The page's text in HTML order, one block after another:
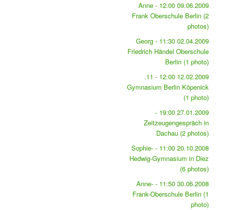
09.06.2009 12:00 - Anne
Frank Oberschule Berlin (2
photos)
02.04.2009 11:30 - Georg
Friedrich Händel Oberschule
Berlin (1 photo)
12.02.2009 12:00 - 11.
Gymnasium Berlin Köpenick
(1 photo)
27.01.2009 19:00 -
Zeitzeugengespräch in
Dachau (2 photos)
20.10.2008 11:00 - Sophie-
Hedwig-Gymnasium in Diez
(6 photos)
30.06.2008 11:50 - Anne-
Frank-Oberschule Berlin (1
photo)